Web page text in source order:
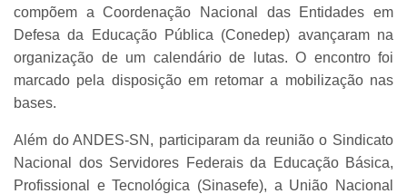
compõem a Coordenação Nacional das Entidades em
Defesa da Educação Pública (Conedep) avançaram na
organização de um calendário de lutas. O encontro foi
marcado pela disposição em retomar a mobilização nas
bases.
Além do ANDES-SN, participaram da reunião o Sindicato
Nacional dos Servidores Federais da Educação Básica,
Profissional e Tecnológica (Sinasefe), a União Nacional